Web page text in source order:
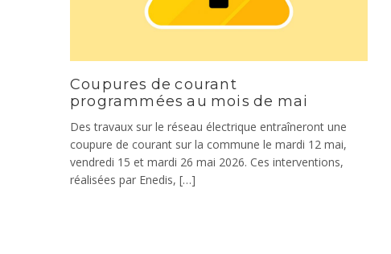
Coupures de courant
programmées au mois de mai
Des travaux sur le réseau électrique entraîneront une
coupure de courant sur la commune le mardi 12 mai,
vendredi 15 et mardi 26 mai 2026. Ces interventions,
réalisées par Enedis, […]